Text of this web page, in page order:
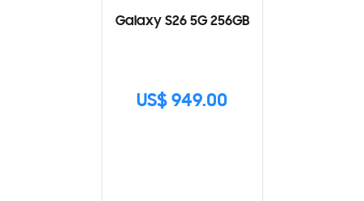
Galaxy S26 5G 256GB
US$ 949.00